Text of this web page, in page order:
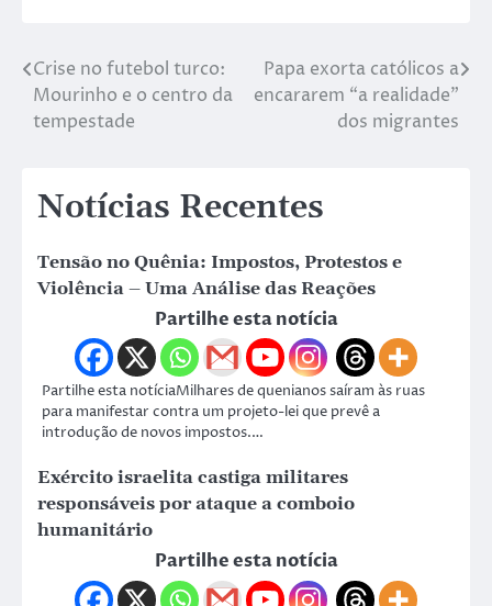
Crise no futebol turco:
Mourinho e o centro da
tempestade
Papa exorta católicos a
encararem “a realidade”
dos migrantes
Notícias Recentes
Tensão no Quênia: Impostos, Protestos e
Violência – Uma Análise das Reações
Partilhe esta notícia
Partilhe esta notíciaMilhares de quenianos saíram às ruas
para manifestar contra um projeto-lei que prevê a
introdução de novos impostos.…
Exército israelita castiga militares
responsáveis por ataque a comboio
humanitário
Partilhe esta notícia